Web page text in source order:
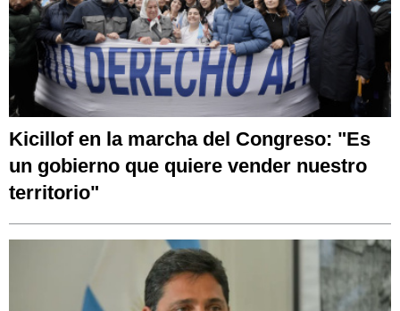
Kicillof en la marcha del Congreso: "Es
un gobierno que quiere vender nuestro
territorio"